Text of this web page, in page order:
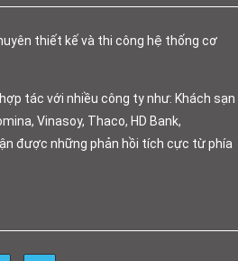
thiết kế và thi công hệ thống cơ
tác với nhiều công ty như: Khách sạn
Vinasoy, Thaco, HD Bank,
được những phản hồi tích cực từ phía